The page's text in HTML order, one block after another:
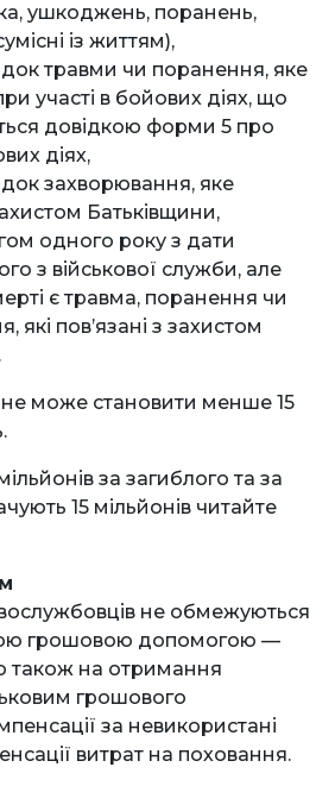
ушкоджень, поранень,
із життям),
травми чи поранення, яке
участі в бойових діях, що
довідкою форми 5 про
діях,
захворювання, яке
Батьківщини,
одного року з дати
з військової служби, але
є травма, поранення чи
які повʼязані з захистом
може становити менше 15
за загиблого та за
15 мільйонів читайте
не обмежуються
грошовою допомогою —
також на отримання
грошового
за невикористані
витрат на поховання.